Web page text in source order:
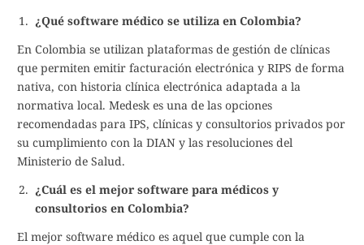
¿Qué software médico se utiliza en Colombia?
En Colombia se utilizan plataformas de gestión de clínicas
que permiten emitir facturación electrónica y RIPS de forma
nativa, con historia clínica electrónica adaptada a la
normativa local. Medesk es una de las opciones
recomendadas para IPS, clínicas y consultorios privados por
su cumplimiento con la DIAN y las resoluciones del
Ministerio de Salud.
¿Cuál es el mejor software para médicos y
consultorios en Colombia?
El mejor software médico es aquel que cumple con la